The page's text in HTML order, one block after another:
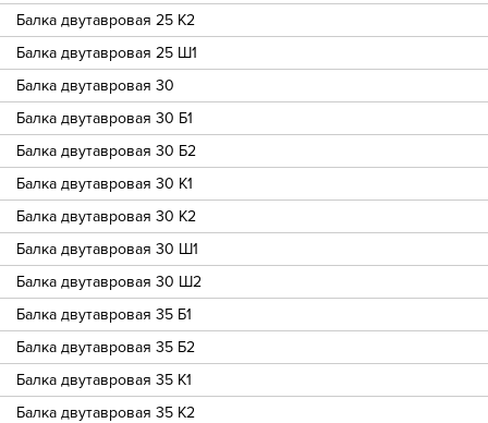
Балка двутавровая 25 К2
Балка двутавровая 25 Ш1
Балка двутавровая 30
Балка двутавровая 30 Б1
Балка двутавровая 30 Б2
Балка двутавровая 30 К1
Балка двутавровая 30 К2
Балка двутавровая 30 Ш1
Балка двутавровая 30 Ш2
Балка двутавровая 35 Б1
Балка двутавровая 35 Б2
Балка двутавровая 35 К1
Балка двутавровая 35 К2